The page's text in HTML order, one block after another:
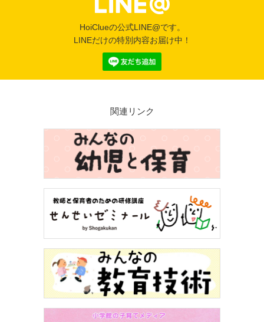
HoiClueの公式LINE@です。
LINEだけの特別内容お届け中！
関連リンク